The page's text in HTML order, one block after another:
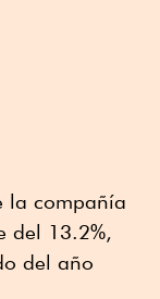
la compañía
del 13.2%,
del año